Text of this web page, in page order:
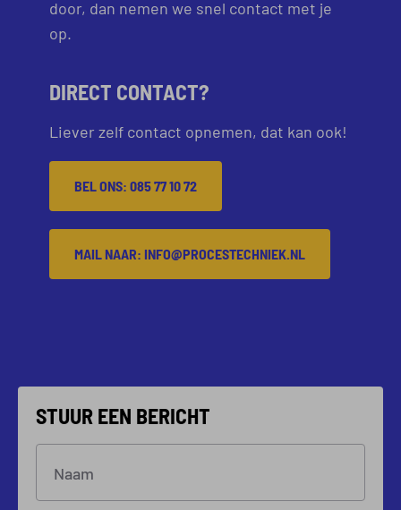
door, dan nemen we snel contact met je
op.
DIRECT CONTACT?
Liever zelf contact opnemen, dat kan ook!
BEL ONS: 085 77 10 72
MAIL NAAR: INFO@PROCESTECHNIEK.NL
STUUR EEN BERICHT
Naam